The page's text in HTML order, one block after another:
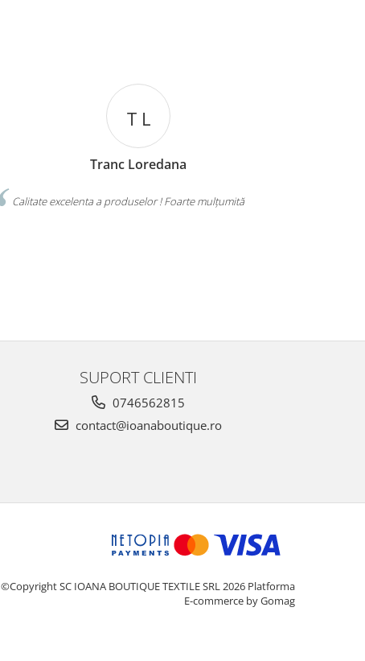
T L
Tranc Loredana
Calitate excelenta a produselor ! Foarte mulțumită
SUPORT CLIENTI
0746562815
contact@ioanaboutique.ro
©Copyright SC IOANA BOUTIQUE TEXTILE SRL 2026 Platforma
E-commerce by Gomag